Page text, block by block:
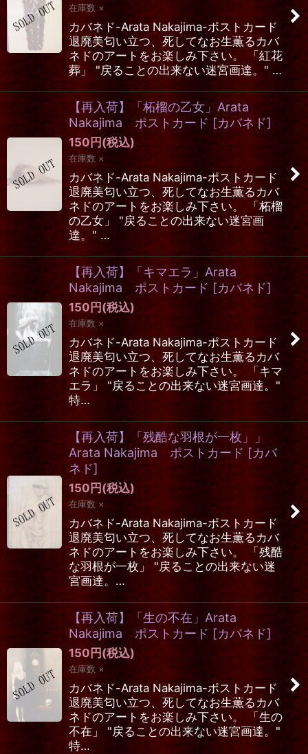
在庫数 ×
カバネド-Arata Nakajima-ポストカード
退廃美匂い立つ、死してなお生薫るカバ
ネドのアートをお楽しみ下さい。 「紅花
葬」 "戻ることの出来ない迷宮画達。" …
【再入荷】「柘榴の乙女」Arata
Nakajima ポストカード [カバネド]
150 円 (税込)
在庫数 ×
カバネド-Arata Nakajima-ポストカード
退廃美匂い立つ、死してなお生薫るカバ
ネドのアートをお楽しみ下さい。 「柘榴
の乙女」 "戻ることの出来ない迷宮画
達。" …
【再入荷】「キマエラ」Arata
Nakajima ポストカード [カバネド]
150 円 (税込)
在庫数 ×
カバネド-Arata Nakajima-ポストカード
退廃美匂い立つ、死してなお生薫るカバ
ネドのアートをお楽しみ下さい。 「キマ
エラ」 "戻ることの出来ない迷宮画達。"
特…
【再入荷】「残酷な羽根が一枚」」
Arata Nakajima ポストカード [カバ
ネド]
150 円 (税込)
在庫数 ×
カバネド-Arata Nakajima-ポストカード
退廃美匂い立つ、死してなお生薫るカバ
ネドのアートをお楽しみ下さい。 「残酷
な羽根が一枚」 "戻ることの出来ない迷
宮画達。…
【再入荷】「生の不在」Arata
Nakajima ポストカード [カバネド]
150 円 (税込)
在庫数 ×
カバネド-Arata Nakajima-ポストカード
退廃美匂い立つ、死してなお生薫るカバ
ネドのアートをお楽しみ下さい。 「生の
不在」 "戻ることの出来ない迷宮画達。"
特…